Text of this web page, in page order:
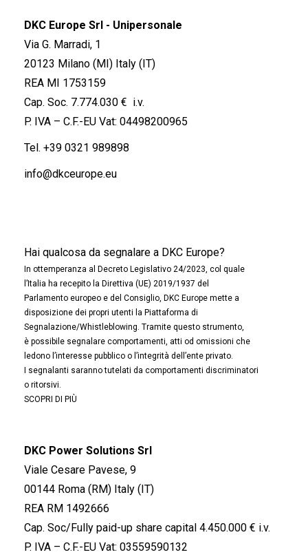
DKC Europe Srl - Unipersonale
Via G. Marradi, 1
20123 Milano (MI) Italy (IT)
REA MI 1753159
Cap. Soc. 7.774.030 € i.v.
P. IVA – C.F.-EU Vat: 04498200965
Tel. +39 0321 989898
info@dkceurope.eu
Hai qualcosa da segnalare a DKC Europe?
In ottemperanza al Decreto Legislativo 24/2023, col quale
l’Italia ha recepito la Direttiva (UE) 2019/1937 del
Parlamento europeo e del Consiglio, DKC Europe mette a
disposizione dei propri utenti la Piattaforma di
Segnalazione/Whistleblowing. Tramite questo strumento,
è possibile segnalare comportamenti, atti od omissioni che
ledono l’interesse pubblico o l’integrità dell’ente privato.
I segnalanti saranno tutelati da comportamenti discriminatori
o ritorsivi.
SCOPRI DI PIÙ
DKC Power Solutions Srl
Viale Cesare Pavese, 9
00144 Roma (RM) Italy (IT)
REA RM 1492666
Cap. Soc/Fully paid-up share capital 4.450.000 € i.v.
P. IVA – C.F.-EU Vat: 03559590132